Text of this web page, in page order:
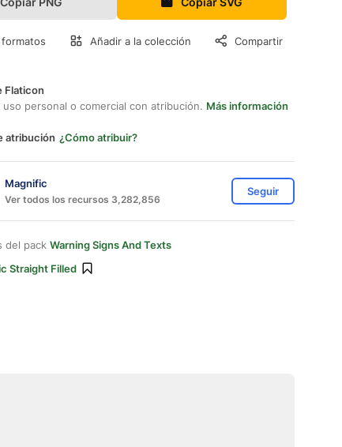
formatos Añadir a la colección Compartir
Flaticon
uso personal o comercial con atribución. Más información
atribución ¿Cómo atribuir?
Magnific
Ver todos los recursos 3,282,856
Seguir
del pack Warning Signs And Texts
Straight Filled